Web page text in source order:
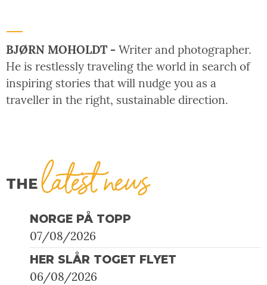
BJØRN MOHOLDT - Writer and photographer.
He is restlessly traveling the world in search of
inspiring stories that will nudge you as a
traveller in the right, sustainable direction.
THElatest news
NORGE PÅ TOPP
07/08/2026
HER SLÅR TOGET FLYET
06/08/2026